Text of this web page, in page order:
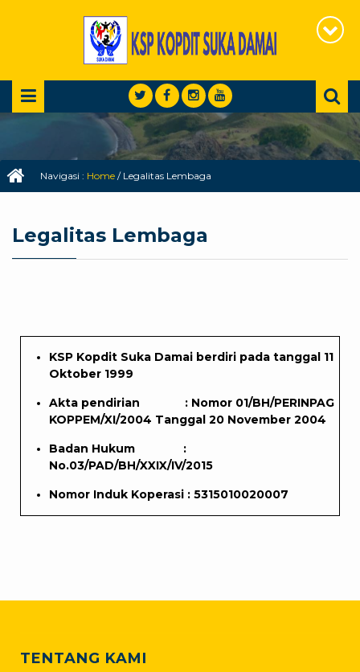
Navigasi : Home / Legalitas Lembaga
Legalitas Lembaga
KSP Kopdit Suka Damai berdiri pada tanggal 11
Oktober 1999
Akta pendirian : Nomor 01/BH/PERINPAG
KOPPEM/XI/2004 Tanggal 20 November 2004
Badan Hukum :
No.03/PAD/BH/XXIX/IV/2015
Nomor Induk Koperasi : 5315010020007
TENTANG KAMI